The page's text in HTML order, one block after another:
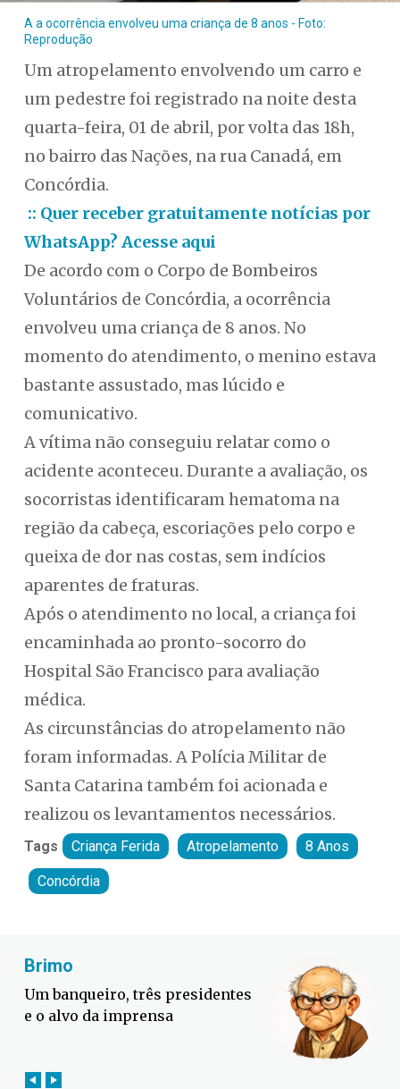
A a ocorrência envolveu uma criança de 8 anos - Foto:
Reprodução
Um atropelamento envolvendo um carro e
um pedestre foi registrado na noite desta
quarta-feira, 01 de abril, por volta das 18h,
no bairro das Nações, na rua Canadá, em
Concórdia.
:: Quer receber gratuitamente notícias por
WhatsApp? Acesse aqui
De acordo com o Corpo de Bombeiros
Voluntários de Concórdia, a ocorrência
envolveu uma criança de 8 anos. No
momento do atendimento, o menino estava
bastante assustado, mas lúcido e
comunicativo.
A vítima não conseguiu relatar como o
acidente aconteceu. Durante a avaliação, os
socorristas identificaram hematoma na
região da cabeça, escoriações pelo corpo e
queixa de dor nas costas, sem indícios
aparentes de fraturas.
Após o atendimento no local, a criança foi
encaminhada ao pronto-socorro do
Hospital São Francisco para avaliação
médica.
As circunstâncias do atropelamento não
foram informadas. A Polícia Militar de
Santa Catarina também foi acionada e
realizou os levantamentos necessários.
Tags Criança Ferida Atropelamento 8 Anos
Concórdia
Defesa Civil lança campanha
contra o El Niño em SC